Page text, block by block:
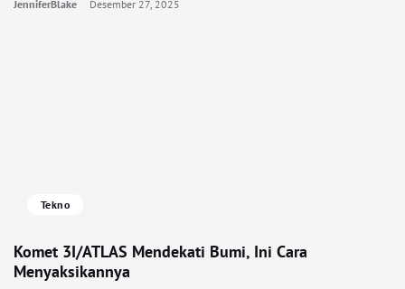
JenniferBlake Desember 27, 2025
Tekno
Komet 3I/ATLAS Mendekati Bumi, Ini Cara
Menyaksikannya